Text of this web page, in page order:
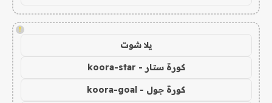
!
يلا شوت
كورة ستار - koora-star
كورة جول - koora-goal